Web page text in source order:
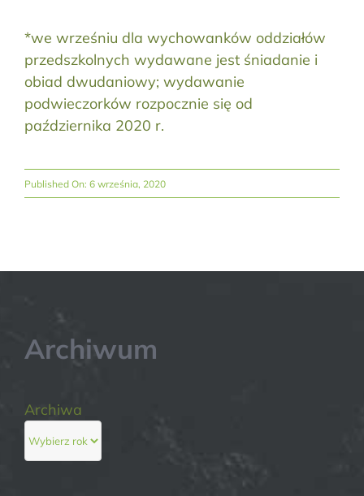
*we wrześniu dla wychowanków oddziałów
przedszkolnych wydawane jest śniadanie i
obiad dwudaniowy; wydawanie
podwieczorków rozpocznie się od
października 2020 r.
Published On: 6 września, 2020
Archiwum
Archiwa